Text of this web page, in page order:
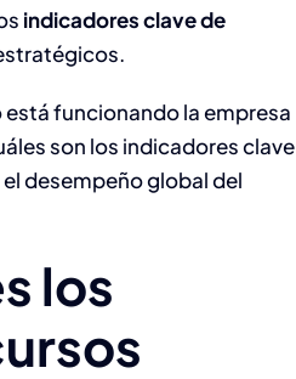
indicadores clave de
funcionando la empresa
son los indicadores clave
desempeño global del
los